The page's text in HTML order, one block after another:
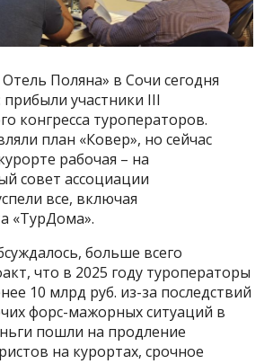
Поляна» в Сочи сегодня
участники III
конгресса туроператоров.
план «Ковер», но сейчас
рабочая – на
совет ассоциации
все, включая
«ТурДома».
больше всего
что в 2025 году туроператоры
10 млрд руб. из-за последствий
форс-мажорных ситуаций в
пошли на продление
на курортах, срочное